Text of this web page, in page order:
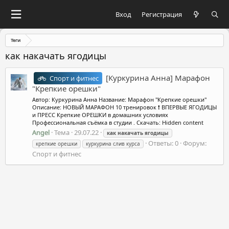
Вход Регистрация
Теги
как накачать ягодицы
Спорт и фитнес
[Куркурина Анна] Марафон
"Крепкие орешки"
Автор: Куркурина Анна Название: Марафон "Крепкие орешки"
Описание: НОВЫЙ МАРАФОН 10 тренировок ❗ ВПЕРВЫЕ ЯГОДИЦЫ
и ПРЕСС Крепкие ОРЕШКИ в домашних условиях ️
Профессиональная съёмка в студии . Скачать: Hidden content
Angel Тема 29.07.22 как накачать ягодицы
крепкие орешки
куркурина слив курса Ответы: 0 Форум:
Спорт и фитнес